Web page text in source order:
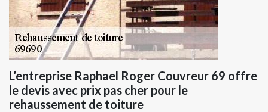
L’entreprise Raphael Roger Couvreur 69 offre
le devis avec prix pas cher pour le
rehaussement de toiture